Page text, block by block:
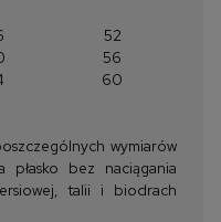
52
56
60
wymiarów
bez naciągania
talii i biodrach